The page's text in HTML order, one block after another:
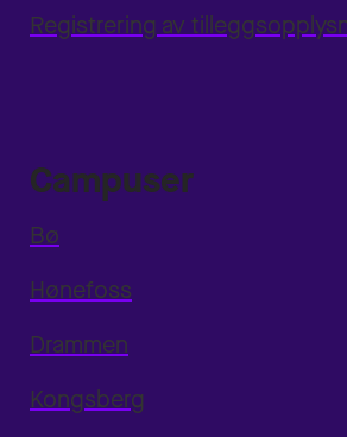
Registrering av
Campuser
Bø
Hønefoss
Drammen
Kongsberg